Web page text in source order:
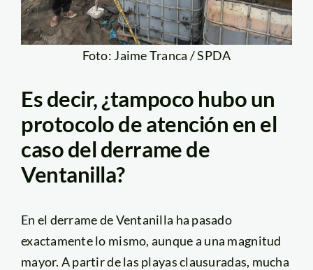
Foto: Jaime Tranca / SPDA
Es decir, ¿tampoco hubo un
protocolo de atención en el
caso del derrame de
Ventanilla?
En el derrame de Ventanilla ha pasado
exactamente lo mismo, aunque a una magnitud
mayor. A partir de las playas clausuradas, mucha